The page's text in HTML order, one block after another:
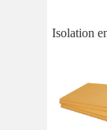
Isolation